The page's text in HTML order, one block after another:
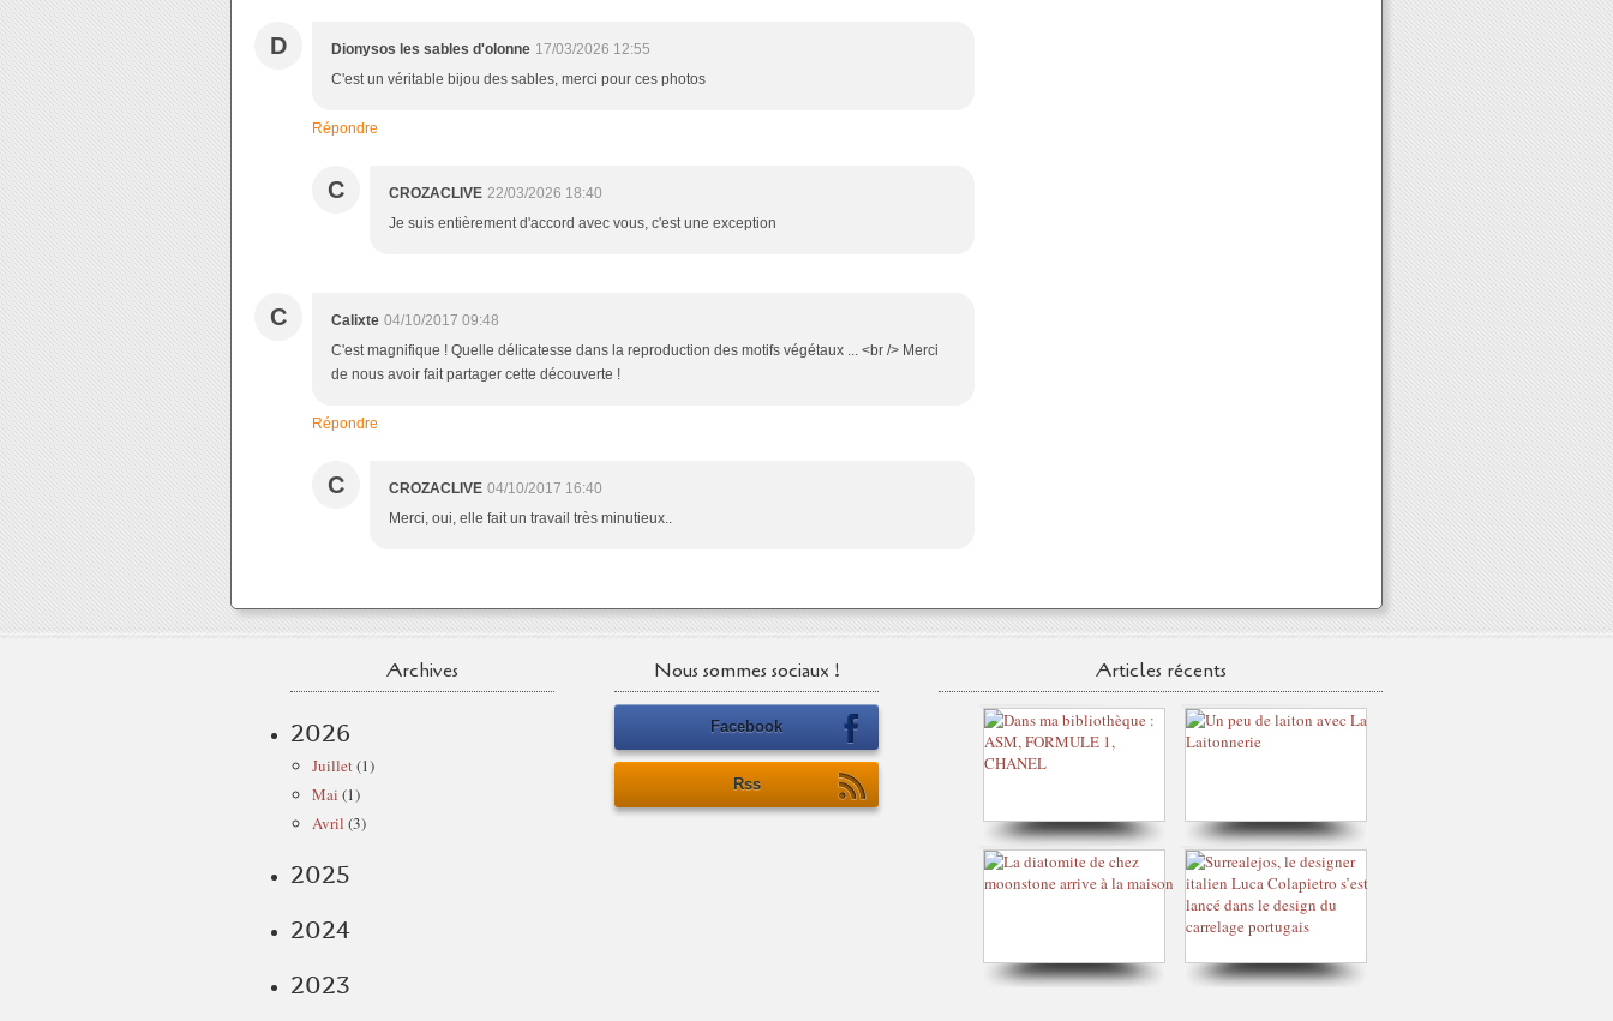
D Dionysos les sables d'olonne 17/03/2026 12:55
C'est un véritable bijou des sables, merci pour ces photos
Répondre
C CROZACLIVE 22/03/2026 18:40
Je suis entièrement d'accord avec vous, c'est une exception
C Calixte 04/10/2017 09:48
C'est magnifique ! Quelle délicatesse dans la reproduction des motifs végétaux ... <br /> Merci
de nous avoir fait partager cette découverte !
Répondre
C CROZACLIVE 04/10/2017 16:40
Merci, oui, elle fait un travail très minutieux..
Archives
2026
Juillet(1)
Mai (1)
Avril (3)
2025
2024
2023
Nous sommes sociaux !
Facebook
Rss
Articles récents